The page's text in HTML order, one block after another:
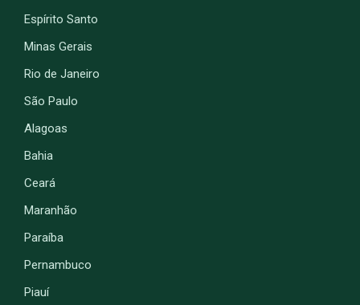
Espírito Santo
Minas Gerais
Rio de Janeiro
São Paulo
Alagoas
Bahia
Ceará
Maranhão
Paraíba
Pernambuco
Piauí